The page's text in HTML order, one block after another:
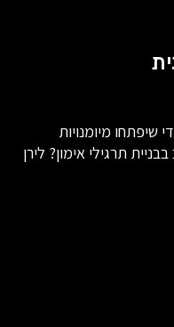
שיפתחו מיומנויות
תרגילי אימון? לירן